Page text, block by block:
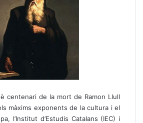
centenari de la mort de Ramon Llull
màxims exponents de la cultura i el
l’Institut d’Estudis Catalans (IEC) i